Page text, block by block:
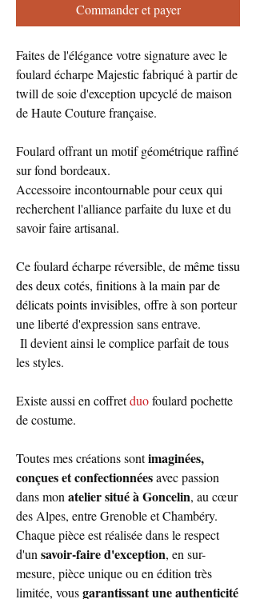
Commander et payer
Faites de l'élégance votre signature avec le
foulard écharpe Majestic fabriqué à partir de
twill de soie d'exception upcyclé de maison
de Haute Couture française.
Foulard offrant un motif géométrique raffiné
sur fond bordeaux.
Accessoire incontournable pour ceux qui
recherchent l'alliance parfaite du luxe et du
savoir faire artisanal.
Ce foulard écharpe réversible, de même tissu
des deux cotés, finitions à la main par de
délicats points invisibles, offre à son porteur
une liberté d'expression sans entrave.
Il devient ainsi le complice parfait de tous
les styles.
Existe aussi en coffretduofoulard pochette
de costume.
Toutes mes créations sontimaginées,
conçues et confectionnéesavec passion
dans monatelier situé à Goncelin, au cœur
des Alpes, entre Grenoble et Chambéry.
Chaque pièce est réalisée dans le respect
d'unsavoir-faire d'exception, en sur-
mesure, pièce unique ou en édition très
limitée, vousgarantissant une authenticité